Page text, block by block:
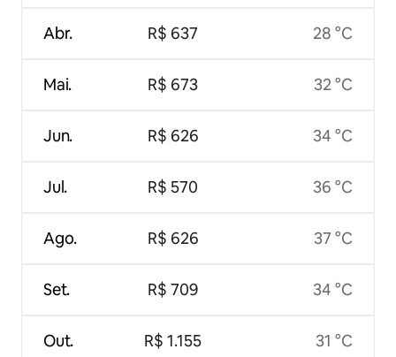
Abr.
Mai.
Jun.
Jul.
Ago.
Set.
Out.
R$ 637
R$ 673
R$ 626
R$ 570
R$ 626
R$ 709
R$ 1.155
28 °C
32 °C
34 °C
36 °C
37 °C
34 °C
31 °C